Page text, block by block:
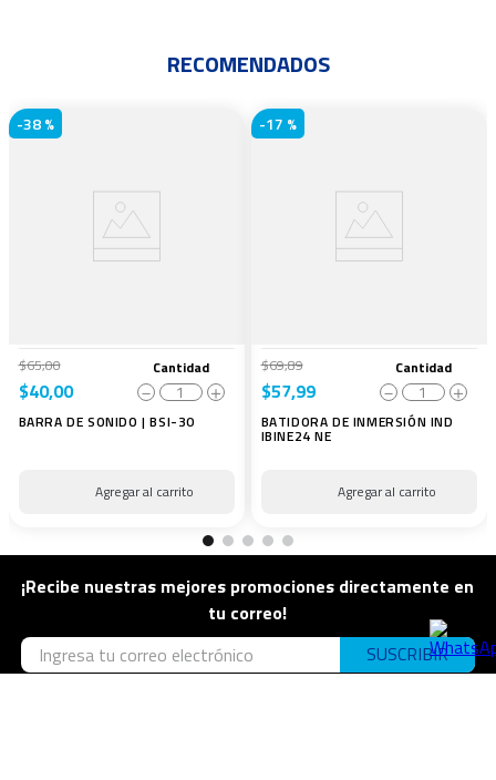
RECOMENDADOS
-38 %
$65,00
$40,00
Cantidad
＋
－
BARRA DE SONIDO | BSI-30
-17 %
$69,89
$57,99
Cantidad
＋
－
BATIDORA DE INMERSIÓN IND
IBINE24 NE
¡Recibe nuestras mejores promociones directamente en
tu correo!
SUSCRIBIR